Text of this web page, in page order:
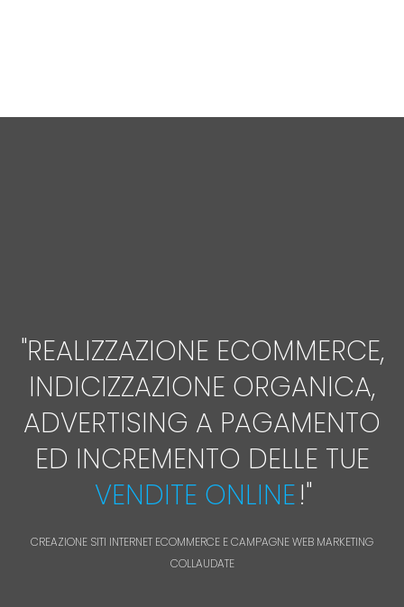
"REALIZZAZIONE ECOMMERCE,
INDICIZZAZIONE ORGANICA,
ADVERTISING A PAGAMENTO
ED INCREMENTO DELLE TUE
VENDITE ONLINE!"
CREAZIONE SITI INTERNET ECOMMERCE E CAMPAGNE WEB MARKETING
COLLAUDATE